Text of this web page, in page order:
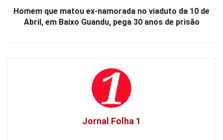
Homem que matou ex-namorada no viaduto da 10 de
Abril, em Baixo Guandu, pega 30 anos de prisão
Jornal Folha 1